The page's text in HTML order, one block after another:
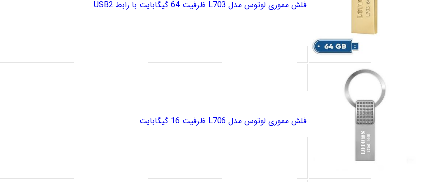
فلش مموری لوتوس مدل L703 ظرفیت 64 گیگابایت با رابط USB2
فلش مموری لوتوس مدل L706 ظرفیت 16 گیگابایت